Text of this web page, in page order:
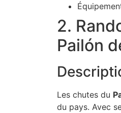
2.
Pailón
Les chutes du
du pays. Avec